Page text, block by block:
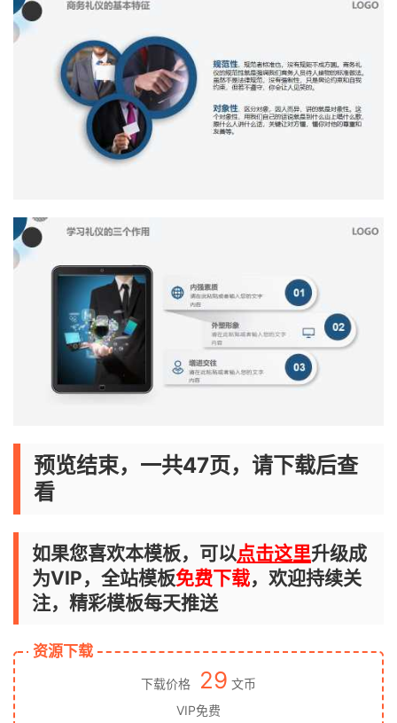
预览结束，一共47页，请下载后查
看
如果您喜欢本模板，可以点击这里升级成
为VIP，全站模板免费下载，欢迎持续关
注，精彩模板每天推送
资源下载
下载价格 29 文币
VIP免费